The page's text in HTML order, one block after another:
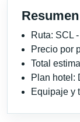
Ruta: SCL
Precio por
Total
Plan hotel:
Equipaje y